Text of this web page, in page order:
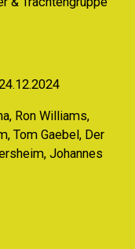
Ron Williams,
Tom Gaebel, Der
Johannes